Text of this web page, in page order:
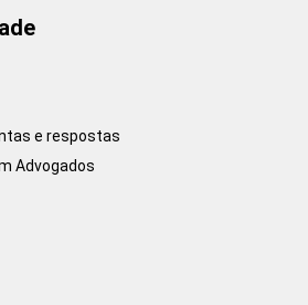
e respostas
Advogados